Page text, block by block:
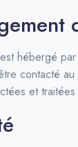
hébergé
contacté
et